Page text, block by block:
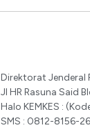
Direktorat Jenderal
Jl HR Rasuna Said
Halo KEMKES :
SMS : 0812-8156-